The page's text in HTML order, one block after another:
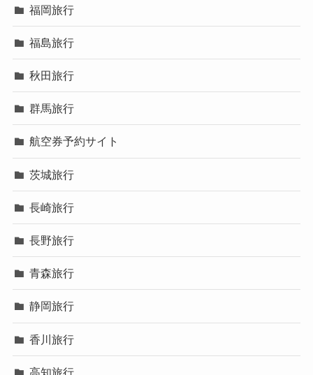
福岡旅行
福島旅行
秋田旅行
群馬旅行
航空券予約サイト
茨城旅行
長崎旅行
長野旅行
青森旅行
静岡旅行
香川旅行
高知旅行